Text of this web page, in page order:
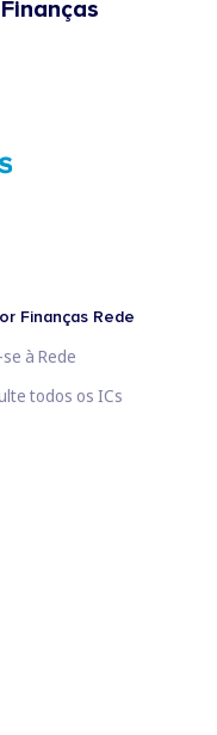
Finanças Rede
à Rede
todos os ICs